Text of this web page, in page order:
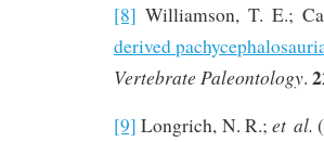
[8] Williamson, T. E.;
derived
Vertebrate Paleontology.
[9] Longrich, N. R.;et al.